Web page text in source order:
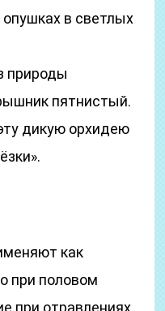
в светлых
природы
пятнистый.
дикую орхидею
как
при половом
при отравлениях